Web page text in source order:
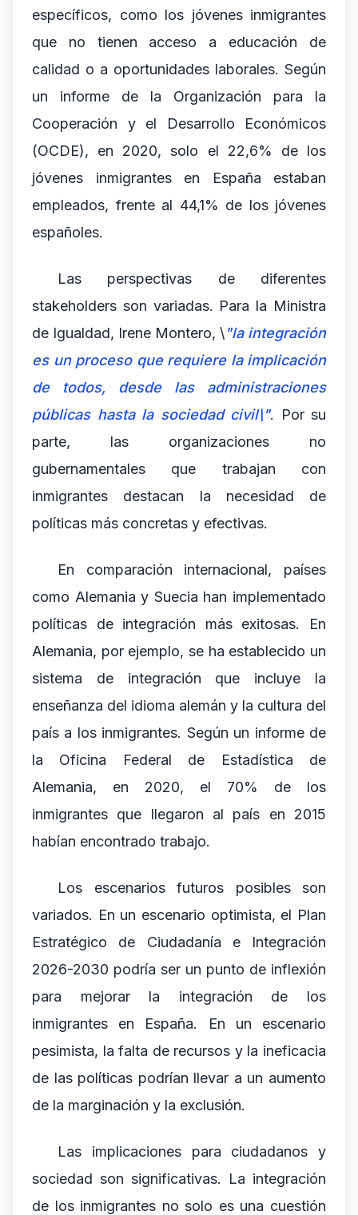
específicos, como los jóvenes inmigrantes
que no tienen acceso a educación de
calidad o a oportunidades laborales. Según
un informe de la Organización para la
Cooperación y el Desarrollo Económicos
(OCDE), en 2020, solo el 22,6% de los
jóvenes inmigrantes en España estaban
empleados, frente al 44,1% de los jóvenes
españoles.
Las perspectivas de diferentes
stakeholders son variadas. Para la Ministra
de Igualdad, Irene Montero, \"la integración
es un proceso que requiere la implicación
de todos, desde las administraciones
públicas hasta la sociedad civil\". Por su
parte, las organizaciones no
gubernamentales que trabajan con
inmigrantes destacan la necesidad de
políticas más concretas y efectivas.
En comparación internacional, países
como Alemania y Suecia han implementado
políticas de integración más exitosas. En
Alemania, por ejemplo, se ha establecido un
sistema de integración que incluye la
enseñanza del idioma alemán y la cultura del
país a los inmigrantes. Según un informe de
la Oficina Federal de Estadística de
Alemania, en 2020, el 70% de los
inmigrantes que llegaron al país en 2015
habían encontrado trabajo.
Los escenarios futuros posibles son
variados. En un escenario optimista, el Plan
Estratégico de Ciudadanía e Integración
2026-2030 podría ser un punto de inflexión
para mejorar la integración de los
inmigrantes en España. En un escenario
pesimista, la falta de recursos y la ineficacia
de las políticas podrían llevar a un aumento
de la marginación y la exclusión.
Las implicaciones para ciudadanos y
sociedad son significativas. La integración
de los inmigrantes no solo es una cuestión